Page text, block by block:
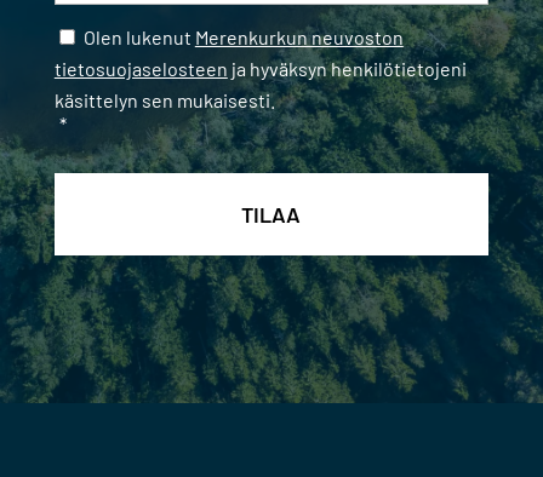
Samtycke *
Olen lukenut Merenkurkun neuvoston
tietosuojaselosteen ja hyväksyn henkilötietojeni
käsittelyn sen mukaisesti.
*